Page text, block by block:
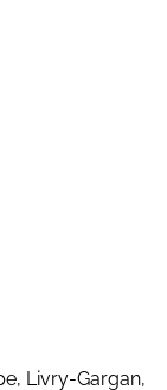
Livry-Gargan,